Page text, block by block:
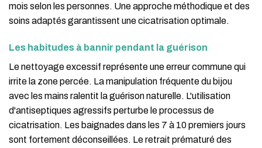
mois selon les personnes. Une approche méthodique et des
soins adaptés garantissent une cicatrisation optimale.
Les habitudes à bannir pendant la guérison
Le nettoyage excessif représente une erreur commune qui
irrite la zone percée. La manipulation fréquente du bijou
avec les mains ralentit la guérison naturelle. L'utilisation
d'antiseptiques agressifs perturbe le processus de
cicatrisation. Les baignades dans les 7 à 10 premiers jours
sont fortement déconseillées. Le retrait prématuré des